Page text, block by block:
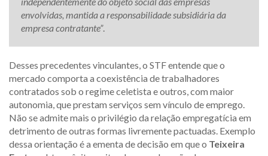
envolvidas, mantida a responsabilidade subsidiária da
empresa contratante”.
Desses precedentes vinculantes, o STF entende que o
mercado comporta a coexistência de trabalhadores
contratados sob o regime celetista e outros, com maior
autonomia, que prestam serviços sem vínculo de emprego.
Não se admite mais o privilégio da relação empregatícia em
detrimento de outras formas livremente pactuadas. Exemplo
dessa orientação é a ementa de decisão em que o Teixeira